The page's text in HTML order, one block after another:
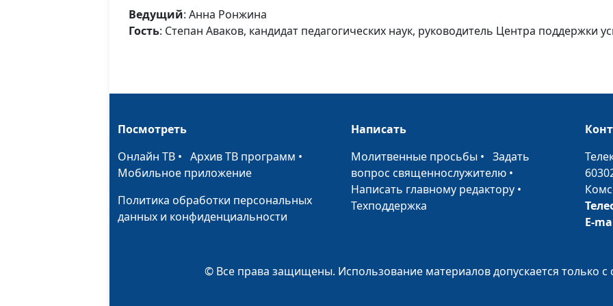
Как
с родными и
Ведущий: Анна Ронжина
Гость: Степан Аваков, кандидат педагогических наук, руководитель Центра поддержки
Посмотреть
Онлайн ТВ • Архив ТВ программ •
Мобильное приложение
Политика обработки персональных
данных и конфиденциальности
Написать
Молитвенные просьбы •Задать
вопрос священнослужителю •
Написать главному редактору •
Техподдержка
E-
© Все права защищены. Использование материалов допускается только с